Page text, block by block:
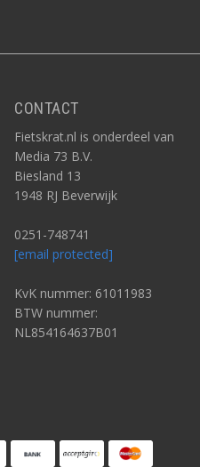
CONTACT
Fietskrat.nl is onderdeel van
Media 73 B.V.
Biesland 13
1948 RJ Beverwijk
0251-748741
[email protected]
KvK nummer: 61011983
BTW nummer:
NL854164637B01